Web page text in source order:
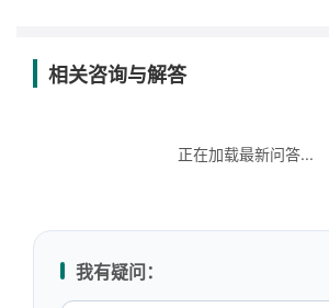
相关咨询与解答
正在加载最新问答...
我有疑问：